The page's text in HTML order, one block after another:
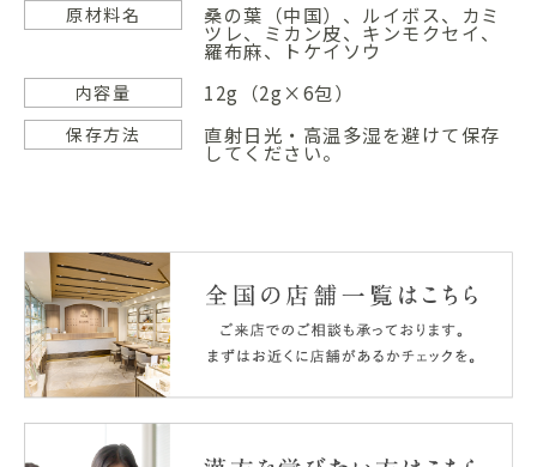
原材料名 桑の葉（中国）、ルイボス、カミ
ツレ、ミカン皮、キンモクセイ、
羅布麻、トケイソウ
内容量 12g（2g×6包）
保存方法 直射日光・高温多湿を避けて保存
してください。